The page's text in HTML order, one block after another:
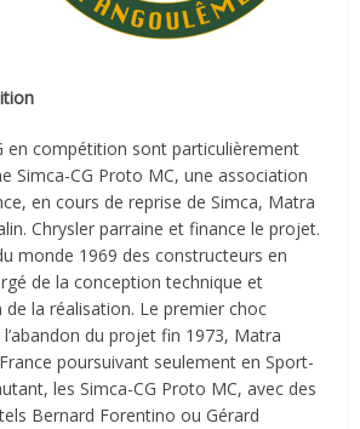
en compétition sont particulièrement
Simca-CG Proto MC, une association
en cours de reprise de Simca, Matra
Chrysler parraine et finance le projet.
monde 1969 des constructeurs en
de la conception technique et
de la réalisation. Le premier choc
du projet fin 1973, Matra
poursuivant seulement en Sport-
les Simca-CG Proto MC, avec des
Bernard Forentino ou Gérard